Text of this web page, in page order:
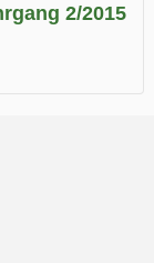
2/2015